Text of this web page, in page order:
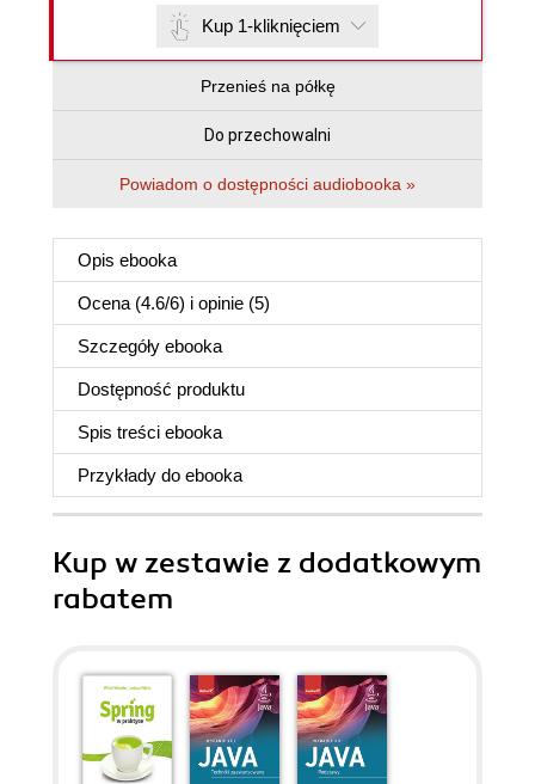
Kup 1-kliknięciem
Przenieś na półkę
Do przechowalni
Powiadom o dostępności audiobooka »
Opis ebooka
Ocena (4.6/6) i opinie (5)
Szczegóły ebooka
Dostępność produktu
Spis treści ebooka
Przykłady do ebooka
Kup w zestawie z dodatkowym
rabatem